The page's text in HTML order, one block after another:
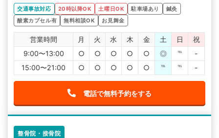
交通事故対応 20時以降OK 土曜日OK 駐車場あり
鍼灸
酸素カプセル有
無料相談OK お見舞金
営業時間 月 火 水 木 金 土 日
祝
9:00〜13:00
○ ○ ○ ○ ○ ◎ ℡
-
15:00〜21:00
○ ○ ○ ○ ○ ℡ ℡ -
電話で無料予約をする
整骨院・接骨院